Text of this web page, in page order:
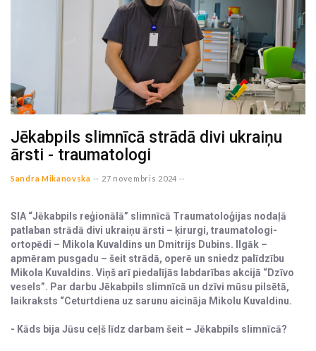
Jēkabpils slimnīcā strādā divi ukraiņu
ārsti - traumatologi
Sandra Mikanovska -- 27 novembris 2024 --
SIA “Jēkabpils reģionālā” slimnīcā Traumatoloģijas nodaļā
patlaban strādā divi ukraiņu ārsti – ķirurgi, traumatologi-
ortopēdi – Mikola Kuvaldins un Dmitrijs Dubins. Ilgāk –
apmēram pusgadu – šeit strādā, operē un sniedz palīdzību
Mikola Kuvaldins. Viņš arī piedalījās labdarības akcijā “Dzīvo
vesels”. Par darbu Jēkabpils slimnīcā un dzīvi mūsu pilsētā,
laikraksts “Ceturtdiena uz sarunu aicināja Mikolu Kuvaldinu.
- Kāds bija Jūsu ceļš līdz darbam šeit – Jēkabpils slimnīcā?